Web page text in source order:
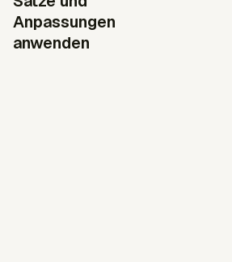
Anpassungen
anwenden